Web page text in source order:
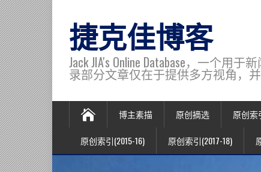
捷克佳博客
Jack JIA's Online Database，一个用
录部分文章仅在于提供多方视角，
博主素描 原创摘选 原创索
原创索引(2015-16) 原创索引(2017-18)